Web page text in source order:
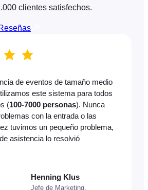
clientes satisfechos.
de eventos de tamaño medio
este sistema para todos
(100-7000 personas). Nunca
con la entrada o las
tuvimos un pequeño problema,
asistencia lo resolvió
Henning Klus
Jefe de Marketing,